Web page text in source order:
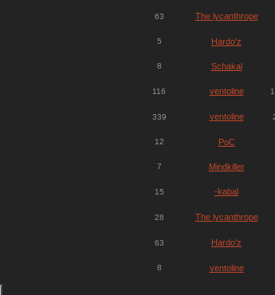
63 The lycanthrope
5 Hardo'z
8 Schakal
116 ventoline
339 ventoline
12 PoC
7 Mindkiller
15 -kabal
28 The lycanthrope
63 Hardo'z
8 ventoline